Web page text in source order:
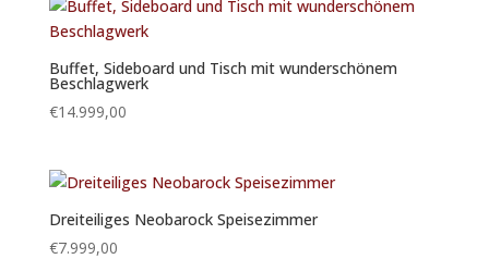
Buffet, Sideboard und Tisch mit wunderschönem
Beschlagwerk
€14.999,00
Dreiteiliges Neobarock Speisezimmer
€7.999,00